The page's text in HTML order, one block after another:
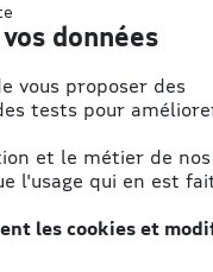
données
vous proposer des
tests pour
et le métier de nos
l'usage qui en est
les cookies et